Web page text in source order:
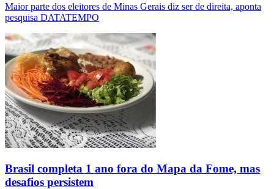
Maior parte dos eleitores de Minas Gerais diz ser de direita, aponta
pesquisa DATATEMPO
Brasil completa 1 ano fora do Mapa da Fome, mas
desafios persistem